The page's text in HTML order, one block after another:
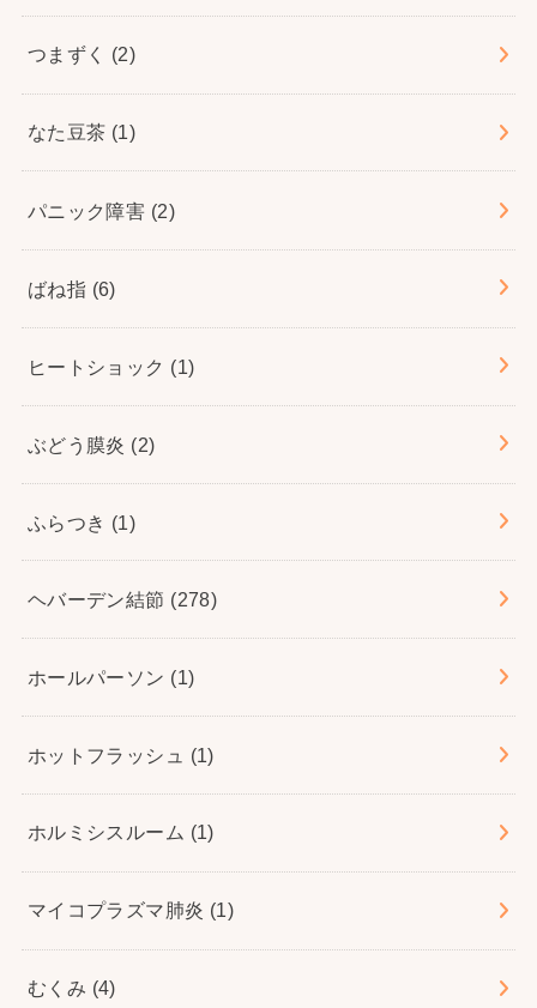
つまずく (2)
なた豆茶 (1)
パニック障害 (2)
ばね指 (6)
ヒートショック (1)
ぶどう膜炎 (2)
ふらつき (1)
ヘバーデン結節 (278)
ホールパーソン (1)
ホットフラッシュ (1)
ホルミシスルーム (1)
マイコプラズマ肺炎 (1)
むくみ (4)